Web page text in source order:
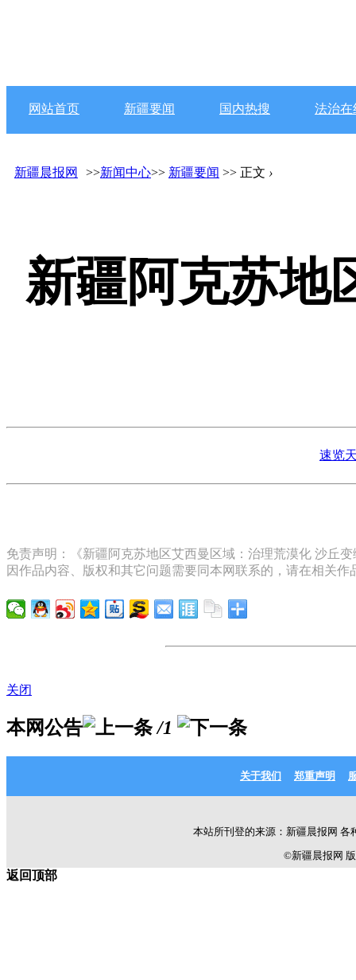
网站首页 新疆要闻 国内热搜 法治在
新疆晨报网 >>新闻中心>> 新疆要闻 >> 正文 ›
新疆阿克苏地
速览
免责声明：《新疆阿克苏地区艾西曼区域：治理荒漠化 沙丘
因作品内容、版权和其它问题需要同本网联系的，请在相关作
关闭
本网公告 /1
关于我们 郑重声明
本站所刊登的来源：新疆晨报网
©新疆晨报网 版
返回顶部